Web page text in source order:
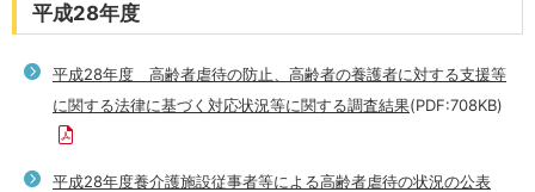
平成28年度
平成28年度 高齢者虐待の防止、高齢者の養護者に対する支援等
に関する法律に基づく対応状況等に関する調査結果(PDF:708KB)
平成28年度養介護施設従事者等による高齢者虐待の状況の公表